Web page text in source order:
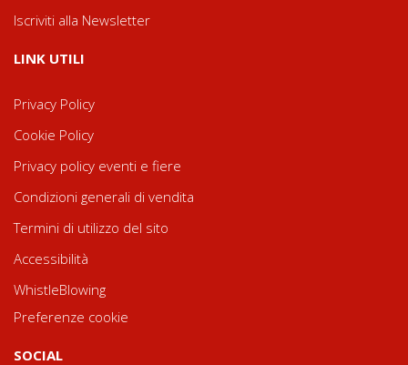
Iscriviti alla Newsletter
LINK UTILI
Privacy Policy
Cookie Policy
Privacy policy eventi e fiere
Condizioni generali di vendita
Termini di utilizzo del sito
Accessibilità
WhistleBlowing
Preferenze cookie
SOCIAL